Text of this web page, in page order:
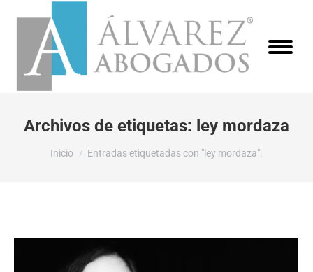
Archivos de etiquetas: ley mordaza
Estás aquí:
Inicio Entradas etiquetadas con "ley mordaza".